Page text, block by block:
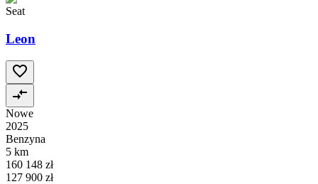
Seat
Leon
Nowe
2025
Benzyna
5 km
160 148 zł
127 900 zł